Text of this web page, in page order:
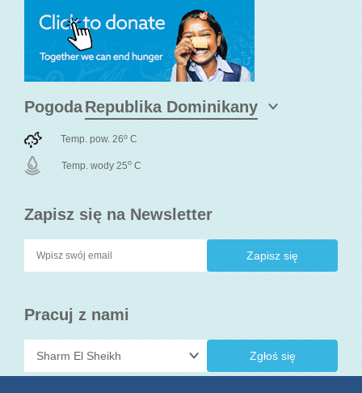
Zapisz się na Newsletter
Pracuj z nami
Zgłoś się
Pogoda
Temp. pow. 26o C
Temp. wody 25o C